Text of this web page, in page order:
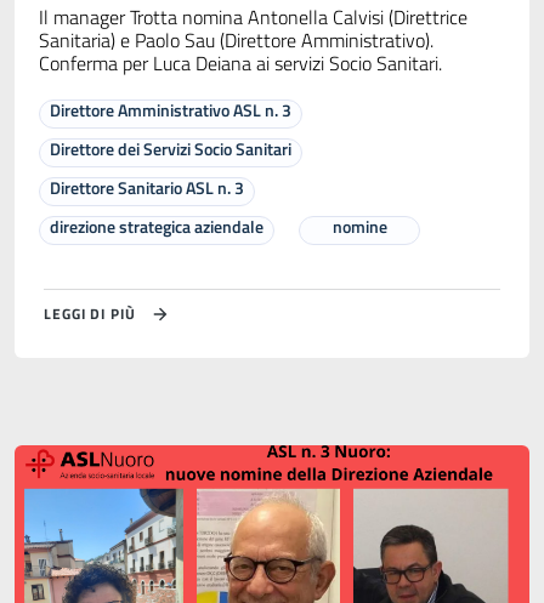
Il manager Trotta nomina Antonella Calvisi (Direttrice
Sanitaria) e Paolo Sau (Direttore Amministrativo).
Conferma per Luca Deiana ai servizi Socio Sanitari.
Direttore Amministrativo ASL n. 3
Direttore dei Servizi Socio Sanitari
Direttore Sanitario ASL n. 3
direzione strategica aziendale
nomine
LEGGI DI PIÙ